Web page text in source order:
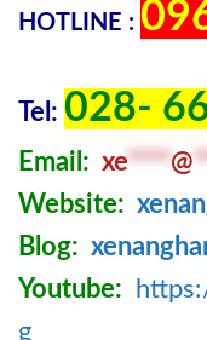
HOTLINE :
Tel: 028-
Email: xe****@
Website:
Blog:
Youtube:
g